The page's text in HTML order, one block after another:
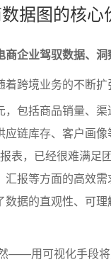
据图的核心
商企业驾驭数据、
着跨境业务的不断
，包括商品销量、
应链库存、客户画
表，已经很难满足
汇报等方面的高效
数据的直观性、可
——用可视化手段